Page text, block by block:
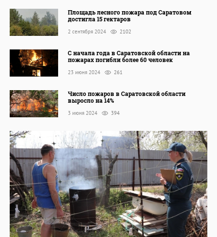
Площадь лесного пожара под Саратовом
достигла 15 гектаров
2 сентября 2024 2102
С начала года в Саратовской области на
пожарах погибли более 60 человек
23 июня 2024 261
Число пожаров в Саратовской области
выросло на 14%
3 июня 2024 394